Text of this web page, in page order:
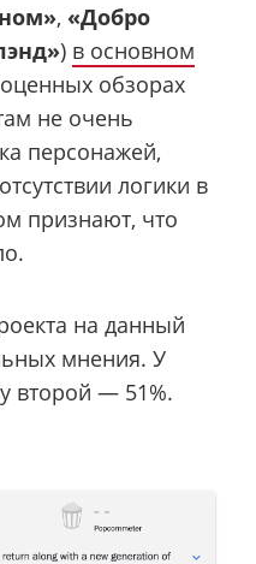
, «Добро
) в основном
обзорах
не очень
персонажей,
логики в
признают, что
на данный
мнения. У
второй — 51%.